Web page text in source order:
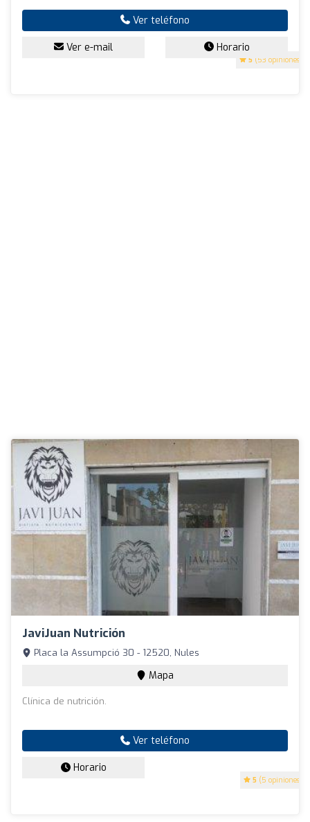
5 (53 opiniones)
Ver teléfono
Ver e-mail Horario
JaviJuan Nutrición
5 (5 opiniones)
Placa la Assumpció 30 - 12520, Nules
Mapa
Clínica de nutrición.
Ver teléfono
Horario